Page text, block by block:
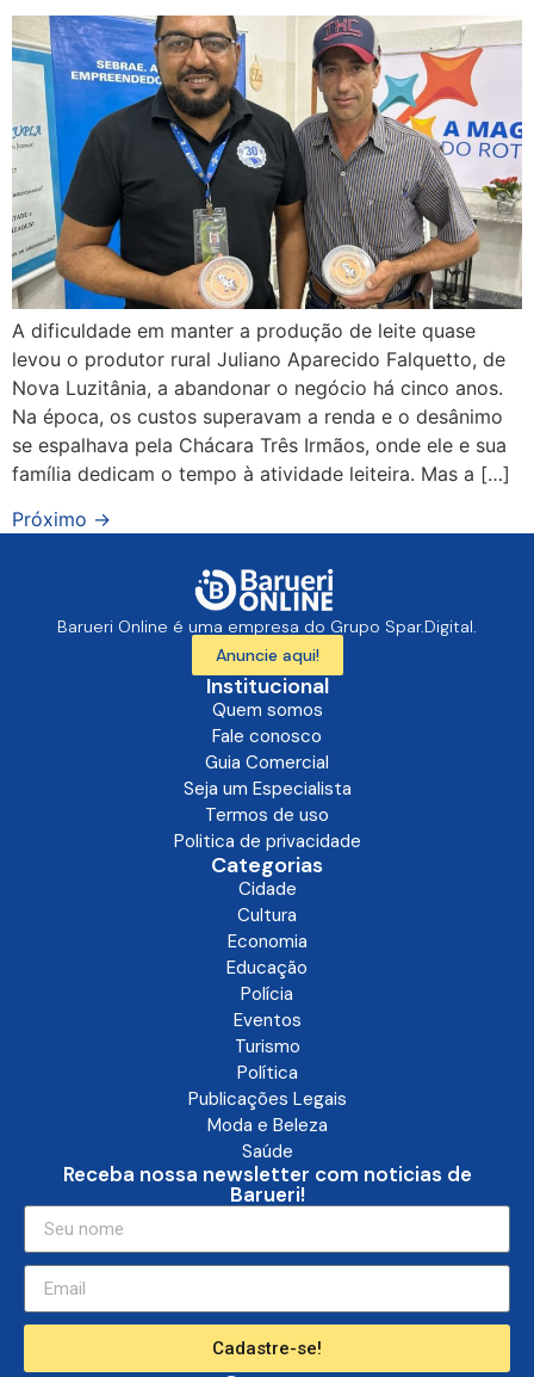
A dificuldade em manter a produção de leite quase
levou o produtor rural Juliano Aparecido Falquetto, de
Nova Luzitânia, a abandonar o negócio há cinco anos.
Na época, os custos superavam a renda e o desânimo
se espalhava pela Chácara Três Irmãos, onde ele e sua
família dedicam o tempo à atividade leiteira. Mas a […]
Próximo →
Barueri Online é uma empresa do Grupo Spar.Digital.
Anuncie aqui!
Institucional
Quem somos
Fale conosco
Guia Comercial
Seja um Especialista
Termos de uso
Politica de privacidade
Categorias
Cidade
Cultura
Economia
Educação
Polícia
Eventos
Turismo
Política
Publicações Legais
Moda e Beleza
Saúde
Receba nossa newsletter com noticias de
Barueri!
Cadastre-se!